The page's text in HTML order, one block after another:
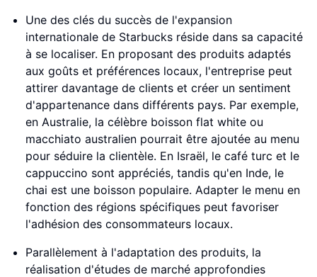
Une des clés du succès de l'expansion
internationale de Starbucks réside dans sa capacité
à se localiser. En proposant des produits adaptés
aux goûts et préférences locaux, l'entreprise peut
attirer davantage de clients et créer un sentiment
d'appartenance dans différents pays. Par exemple,
en Australie, la célèbre boisson flat white ou
macchiato australien pourrait être ajoutée au menu
pour séduire la clientèle. En Israël, le café turc et le
cappuccino sont appréciés, tandis qu'en Inde, le
chai est une boisson populaire. Adapter le menu en
fonction des régions spécifiques peut favoriser
l'adhésion des consommateurs locaux.
Parallèlement à l'adaptation des produits, la
réalisation d'études de marché approfondies